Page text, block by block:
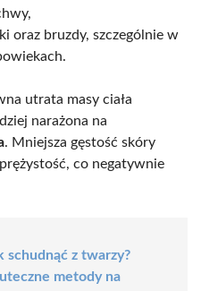
oraz bruzdy, szczególnie w
utrata masy ciała
narażona na
. Mniejsza gęstość skóry
co negatywnie
schudnąć z twarzy?
metody na